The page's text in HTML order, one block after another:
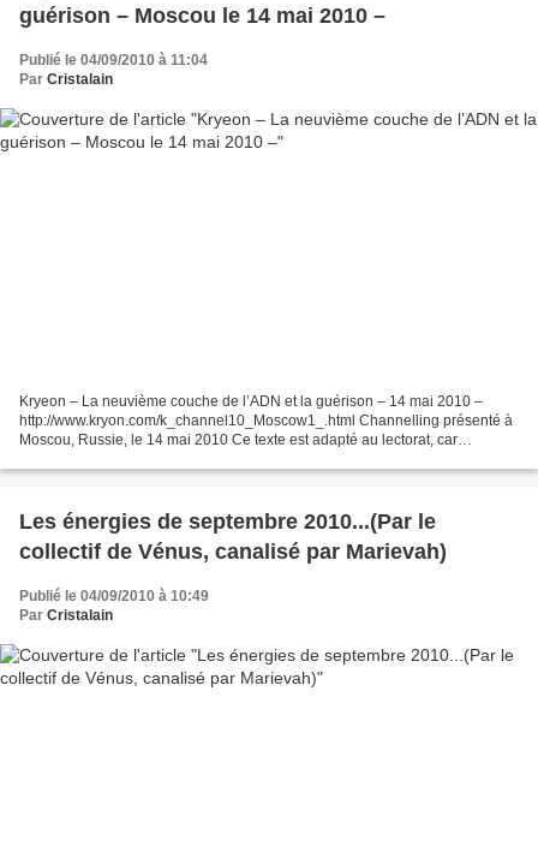
guérison – Moscou le 14 mai 2010 –
Publié le 04/09/2010 à 11:04
Par Cristalain
Kryeon – La neuvième couche de l’ADN et la guérison – 14 mai 2010 –
http://www.kryon.com/k_channel10_Moscow1_.html Channelling présenté à
Moscou, Russie, le 14 mai 2010 Ce texte est adapté au lectorat, car
Les énergies de septembre 2010...(Par le
collectif de Vénus, canalisé par Marievah)
Publié le 04/09/2010 à 10:49
Par Cristalain